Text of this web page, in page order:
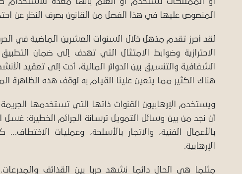
المنصوص عليها في هذا الفصل من القانون بصرف النظر عن
لقد أحرز تقدم مذهل خلال السنوات العشرين الماضية في
الاحترازية وضوابط الامتثال التي تهدف إلى ضمان
الشفافية والتنسيق بين الدوائر المالية، أدت إلى تعقيد
هناك الكثير مما يتعين علينا القيام به لوقف هذه الظاهرة
ويستخدم الإرهابيون القنوات ذاتها التي تستخدمها
أن نجد من بين وسائل التمويل ترسانة الجرائم الخطيرة: غسل
بالأعمال الفنية، والاتجار بالأسلحة، وعمليات
الإرهابية.
مثلما هي الحال دائما نشهد حربا بين القذائف